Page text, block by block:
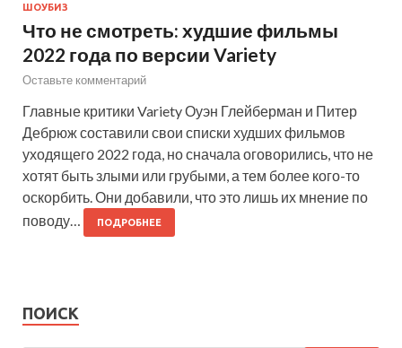
ШОУБИЗ
Что не смотреть: худшие фильмы
2022 года по версии Variety
Оставьте комментарий
Главные критики Variety Оуэн Глейберман и Питер
Дебрюж составили свои списки худших фильмов
уходящего 2022 года, но сначала оговорились, что не
хотят быть злыми или грубыми, а тем более кого-то
оскорбить. Они добавили, что это лишь их мнение по
поводу…
ПОДРОБНЕЕ
ПОИСК